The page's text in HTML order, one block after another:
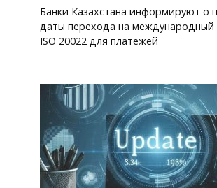
Банки Казахстана информируют о
даты перехода на международный
ISO 20022 для платежей